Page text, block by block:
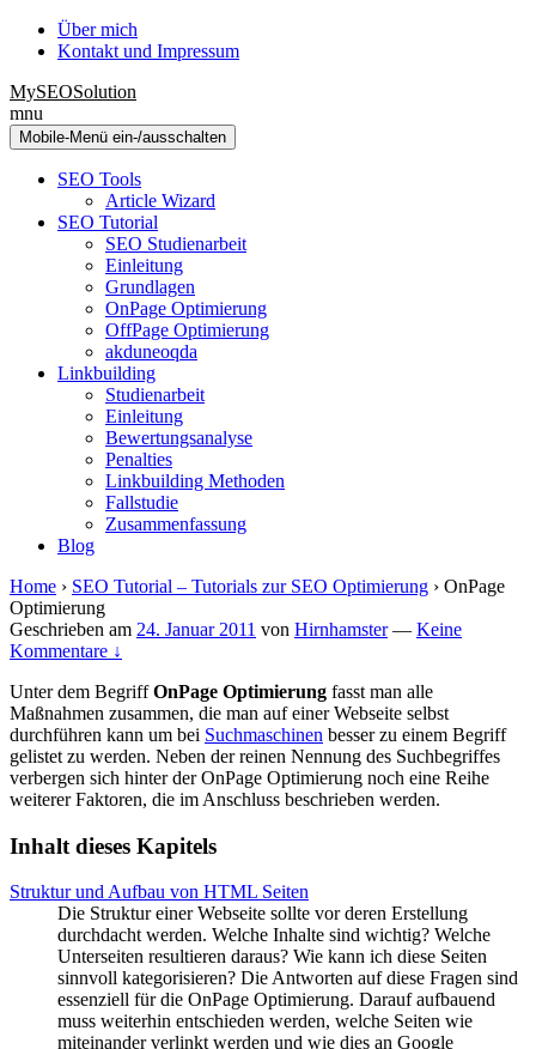
Zum
Inhalt
Zum
Hauptmenü
Über mich
Kontakt und Impressum
MySEOSolution
mnu
Mobile-Menü ein-/ausschalten
SEO Tools
Article Wizard
SEO Tutorial
SEO Studienarbeit
Einleitung
Grundlagen
OnPage Optimierung
OffPage Optimierung
akduneoqda
Linkbuilding
Studienarbeit
Einleitung
Bewertungsanalyse
Penalties
Linkbuilding Methoden
Fallstudie
Zusammenfassung
Blog
Home › SEO Tutorial – Tutorials zur SEO Optimierung › OnPage
Optimierung
Geschrieben am 24. Januar 2011 von Hirnhamster — Keine
Kommentare ↓
Unter dem BegriffOnPage Optimierung fasst man alle
Maßnahmen zusammen, die man auf einer Webseite selbst
durchführen kann um bei Suchmaschinen besser zu einem Begriff
gelistet zu werden. Neben der reinen Nennung des Suchbegriffes
verbergen sich hinter der OnPage Optimierung noch eine Reihe
weiterer Faktoren, die im Anschluss beschrieben werden.
Inhalt dieses Kapitels
Struktur und Aufbau von HTML Seiten
Die Struktur einer Webseite sollte vor deren Erstellung
durchdacht werden. Welche Inhalte sind wichtig? Welche
Unterseiten resultieren daraus? Wie kann ich diese Seiten
sinnvoll kategorisieren? Die Antworten auf diese Fragen sind
essenziell für die OnPage Optimierung. Darauf aufbauend
muss weiterhin entschieden werden, welche Seiten wie
miteinander verlinkt werden und wie dies an Google